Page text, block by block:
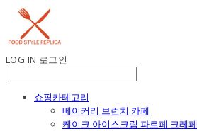
LOG IN 로그인
쇼핑카테고리
베이커리 브런치 카페
케이크 아이스크림 파르페 크레페